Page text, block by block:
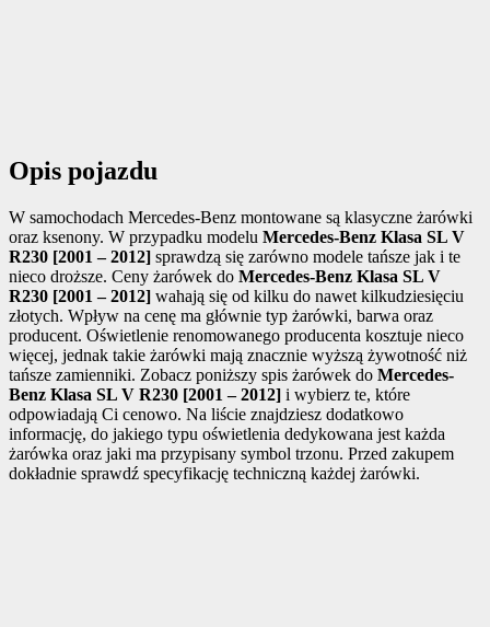
Opis pojazdu
W samochodach Mercedes-Benz montowane są klasyczne żarówki
oraz ksenony. W przypadku modelu Mercedes-Benz Klasa SL V
R230 [2001 – 2012] sprawdzą się zarówno modele tańsze jak i te
nieco droższe. Ceny żarówek do Mercedes-Benz Klasa SL V
R230 [2001 – 2012] wahają się od kilku do nawet kilkudziesięciu
złotych. Wpływ na cenę ma głównie typ żarówki, barwa oraz
producent. Oświetlenie renomowanego producenta kosztuje nieco
więcej, jednak takie żarówki mają znacznie wyższą żywotność niż
tańsze zamienniki. Zobacz poniższy spis żarówek do Mercedes-
Benz Klasa SL V R230 [2001 – 2012] i wybierz te, które
odpowiadają Ci cenowo. Na liście znajdziesz dodatkowo
informację, do jakiego typu oświetlenia dedykowana jest każda
żarówka oraz jaki ma przypisany symbol trzonu. Przed zakupem
dokładnie sprawdź specyfikację techniczną każdej żarówki.